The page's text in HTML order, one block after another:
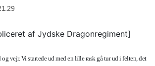
af Jydske Dragonregiment]
vejr. Vi startede ud med en lille rask gå tur ud i felten, det